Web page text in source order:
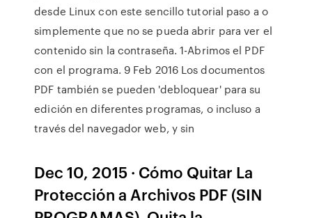
desde Linux con este sencillo tutorial paso a o
simplemente que no se pueda abrir para ver el
contenido sin la contraseña. 1-Abrimos el PDF
con el programa. 9 Feb 2016 Los documentos
PDF también se pueden 'debloquear' para su
edición en diferentes programas, o incluso a
través del navegador web, y sin
Dec 10, 2015 · Cómo Quitar La
Protección a Archivos PDF (SIN